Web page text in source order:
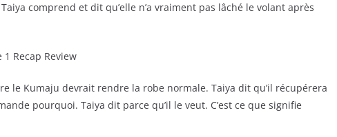
comprend et dit qu’elle n’a vraiment pas lâché le volant après
le Kumaju devrait rendre la robe normale. Taiya dit qu’il récupérera
pourquoi. Taiya dit parce qu’il le veut. C’est ce que signifie